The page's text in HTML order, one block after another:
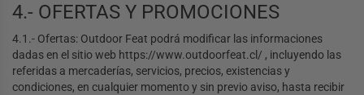
4.- OFERTAS Y PROMOCIONES
4.1.- Ofertas: Outdoor Feat podrá modificar las informaciones
dadas en el sitio web https://www.outdoorfeat.cl/ , incluyendo las
referidas a mercaderías, servicios, precios, existencias y
condiciones, en cualquier momento y sin previo aviso, hasta recibir